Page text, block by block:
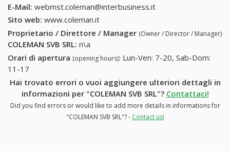
E-Mail: webmst.coleman@interbusiness.it
Sito web: www.coleman.it
Proprietario / Direttore / Manager (Owner / Director / Manager)
COLEMAN SVB SRL: n\a
Orari di apertura (opening hours): Lun-Ven: 7-20, Sab-Dom:
11-17
Hai trovato errori o vuoi aggiungere ulteriori dettagli in
informazioni per "COLEMAN SVB SRL"? Contattaci!
Did you find errors or would like to add more details in informations for
"COLEMAN SVB SRL"? - Contact us!